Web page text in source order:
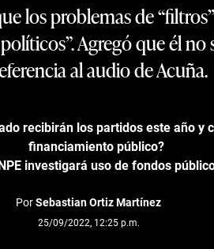
los problemas de
Agregó que él no
al audio de Acuña.
recibirán los partidos este año y
financiamiento público?
investigará uso de fondos
PorSebastian Ortiz Martínez
25/09/2022, 12:25 p.m.